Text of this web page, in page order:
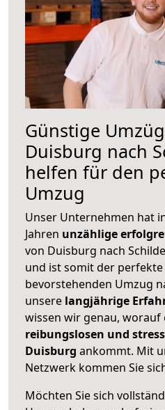
Günstige
Duisburg nach
helfen für den
Umzug
Unser Unternehmen hat
Jahren unzählige
von Duisburg nach
und ist somit der
bevorstehenden Umzug
unsere langjährige
wissen wir genau, worauf
reibungslosen und
Duisburg ankommt. Mit
Netzwerk kommen Sie
Möchten Sie sich